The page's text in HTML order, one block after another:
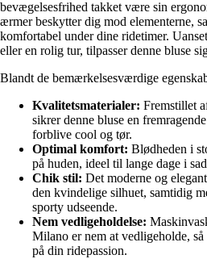
bevægelsesfrihed takket være sin
ærmer beskytter dig mod elementerne,
komfortabel under dine ridetimer.
eller en rolig tur, tilpasser denne bluse
Blandt de bemærkelsesværdige
Kvalitetsmaterialer: Fremstillet
sikrer denne bluse en
forblive cool og tør.
Optimal komfort: Blødheden i
på huden, ideel til lange dage i
Chik stil: Det moderne og
den kvindelige silhuet, samtidig
sporty udseende.
Nem vedligeholdelse:
Milano er nem at vedligeholde,
på din ridepassion.